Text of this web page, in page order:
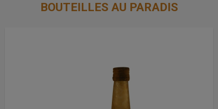
BOUTEILLES AU PARADIS